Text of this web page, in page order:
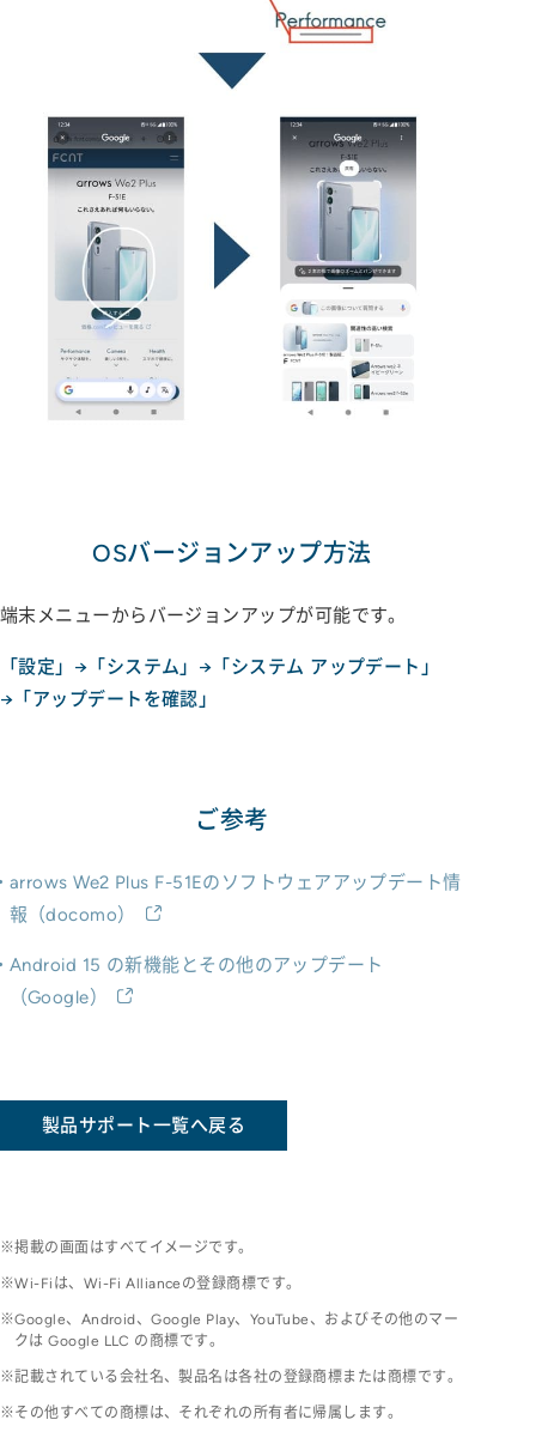
OSバージョンアップ方法
端末メニューからバージョンアップが可能です。
「設定」→「システム」→「システム アップデート」
→「アップデートを確認」
ご参考
arrows We2 Plus F-51Eのソフトウェアアップデート情
報（docomo）
Android 15 の新機能とその他のアップデート
（Google）
製品サポート一覧へ戻る
掲載の画面はすべてイメージです。
Wi-Fiは、Wi-Fi Allianceの登録商標です。
Google、Android、Google Play、YouTube、およびその他のマー
クは Google LLC の商標です。
記載されている会社名、製品名は各社の登録商標または商標です。
その他すべての商標は、それぞれの所有者に帰属します。